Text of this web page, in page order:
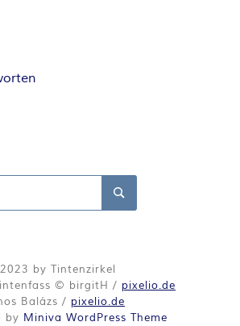
Search
by Tintenzirkel
© birgitH / pixelio.de
Balázs / pixelio.de
by Miniva WordPress Theme